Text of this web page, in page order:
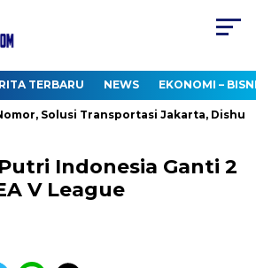
TERBARU NEWS EKONOMI –
Solusi Transportasi Jakarta, Dishub
Indonesia Ganti 2
V League